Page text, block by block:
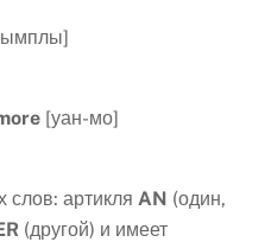
[уан-мо]
слов: артикля AN (один,
(другой) и имеет